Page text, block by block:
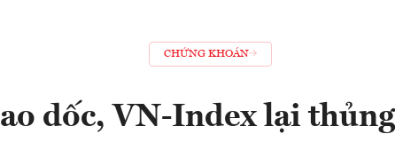
CHỨNG KHOÁN
dốc, VN-Index lại